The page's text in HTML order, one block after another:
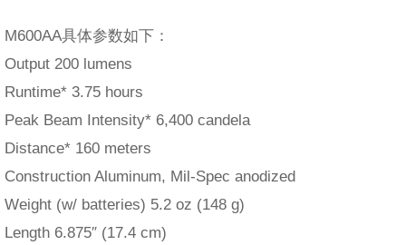
M600AA具体参数如下：
Output 200 lumens
Runtime* 3.75 hours
Peak Beam Intensity* 6,400 candela
Distance* 160 meters
Construction Aluminum, Mil-Spec anodized
Weight (w/ batteries) 5.2 oz (148 g)
Length 6.875″ (17.4 cm)